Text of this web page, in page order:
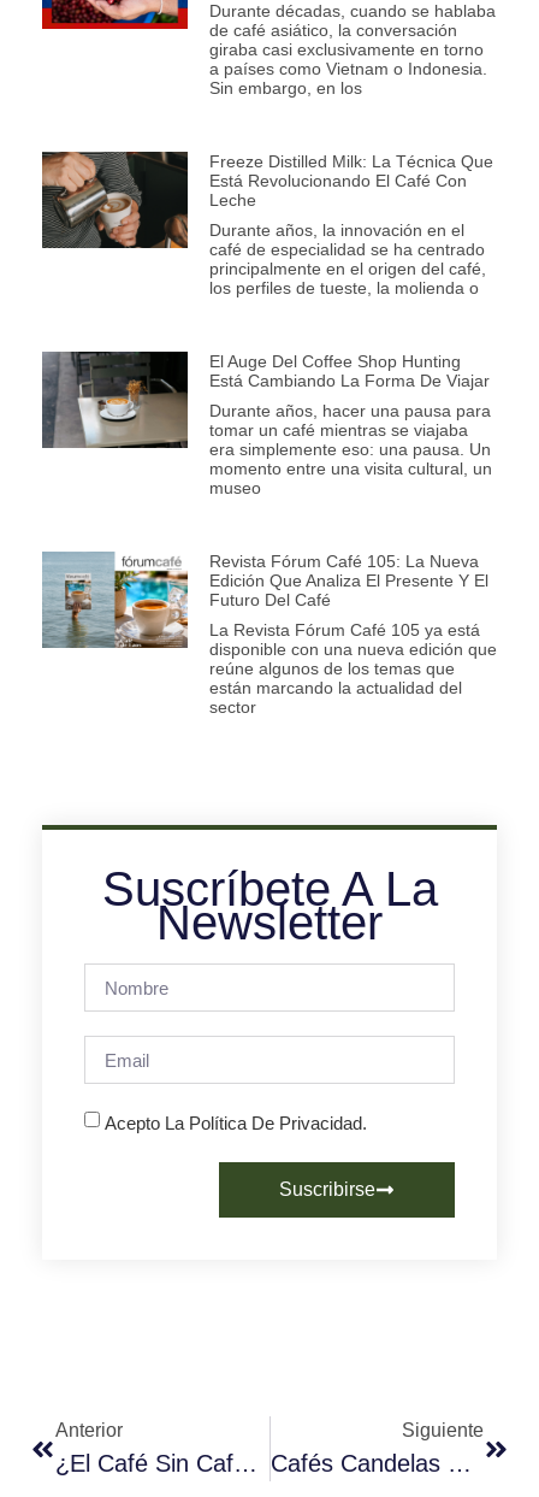
Durante décadas, cuando se hablaba
de café asiático, la conversación
giraba casi exclusivamente en torno
a países como Vietnam o Indonesia.
Sin embargo, en los
Freeze Distilled Milk: La Técnica Que
Está Revolucionando El Café Con
Leche
Durante años, la innovación en el
café de especialidad se ha centrado
principalmente en el origen del café,
los perfiles de tueste, la molienda o
El Auge Del Coffee Shop Hunting
Está Cambiando La Forma De Viajar
Durante años, hacer una pausa para
tomar un café mientras se viajaba
era simplemente eso: una pausa. Un
momento entre una visita cultural, un
museo
Revista Fórum Café 105: La Nueva
Edición Que Analiza El Presente Y El
Futuro Del Café
La Revista Fórum Café 105 ya está
disponible con una nueva edición que
reúne algunos de los temas que
están marcando la actualidad del
sector
Suscríbete A La
Newsletter
Acepto La Política De Privacidad.
Suscribirse
Anterior
¿El Café Sin Cafeína Nos Espabila?
Siguiente
Cafés Candelas Renueva Su Colaboración Con Los Carritos Solidarios De La Asociación Española Contra El Cáncer